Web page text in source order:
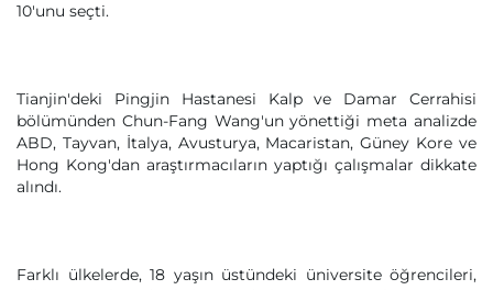
10'unu seçti.
Tianjin'deki Pingjin Hastanesi Kalp ve Damar Cerrahisi
bölümünden Chun-Fang Wang'un yönettiği meta analizde
ABD, Tayvan, İtalya, Avusturya, Macaristan, Güney Kore ve
Hong Kong'dan araştırmacıların yaptığı çalışmalar dikkate
alındı.
Farklı ülkelerde, 18 yaşın üstündeki üniversite öğrencileri,